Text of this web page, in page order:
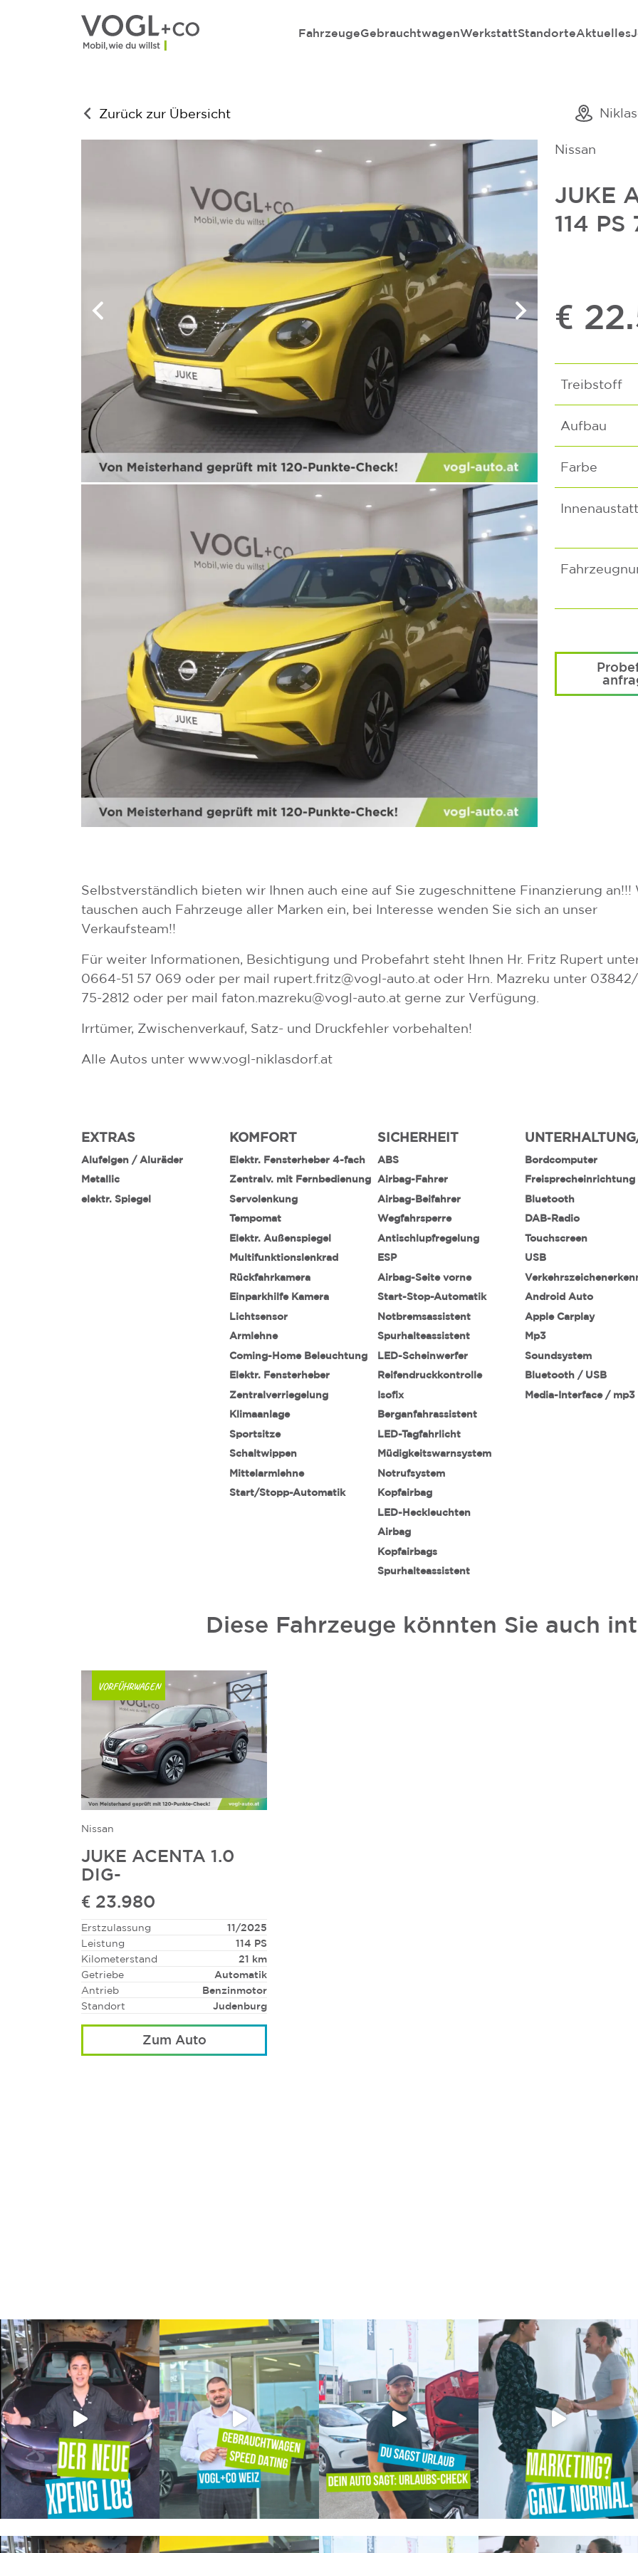
FahrzeugeGebrauchtwagenWerkstattStandorteAktuelles
Zurück zur Übersicht
Nissan
JUKE
114 PS
€
Treibstoff
Aufbau
Farbe
Selbstverständlich bieten wir Ihnen auch eine auf Sie zugeschnittene Finanzierung an!!!
tauschen auch Fahrzeuge aller Marken ein, bei Interesse wenden Sie sich an unser
Verkaufsteam!!
Für weiter Informationen, Besichtigung und Probefahrt steht Ihnen Hr. Fritz Rupert
0664-51 57 069 oder per mail rupert.fritz@vogl-auto.at oder Hrn. Mazreku unter 03842/
75-2812 oder per mail faton.mazreku@vogl-auto.at gerne zur Verfügung.
Irrtümer, Zwischenverkauf, Satz- und Druckfehler vorbehalten!
Alle Autos unter www.vogl-niklasdorf.at
EXTRAS
Alufelgen / Aluräder
Metallic
elektr. Spiegel
KOMFORT
Elektr. Fensterheber 4-fach
Zentralv. mit Fernbedienung
Servolenkung
Tempomat
Elektr. Außenspiegel
Multifunktionslenkrad
Rückfahrkamera
Einparkhilfe Kamera
Lichtsensor
Armlehne
Coming-Home Beleuchtung
Elektr. Fensterheber
Zentralverriegelung
Klimaanlage
Sportsitze
Schaltwippen
Mittelarmlehne
Start/Stopp-Automatik
SICHERHEIT
ABS
Airbag-Fahrer
Airbag-Beifahrer
Wegfahrsperre
Antischlupfregelung
ESP
Airbag-Seite vorne
Start-Stop-Automatik
Notbremsassistent
Spurhalteassistent
LED-Scheinwerfer
Reifendruckkontrolle
Isofix
Berganfahrassistent
LED-Tagfahrlicht
Müdigkeitswarnsystem
Notrufsystem
Kopfairbag
LED-Heckleuchten
Airbag
Kopfairbags
Spurhalteassistent
Bordcomputer
Freisprecheinrichtung
Bluetooth
DAB-Radio
Touchscreen
USB
Android Auto
Apple Carplay
Mp3
Soundsystem
Bluetooth / USB
Media-Interface / mp3
Diese Fahrzeuge könnten Sie auch
VORFÜHRWAGEN
Nissan
JUKE ACENTA 1.0
DIG-
€ 23.980
Erstzulassung
11/2025
Leistung
114 PS
Kilometerstand
21 km
Getriebe
Automatik
Antrieb
Benzinmotor
Standort
Judenburg
Zum Auto